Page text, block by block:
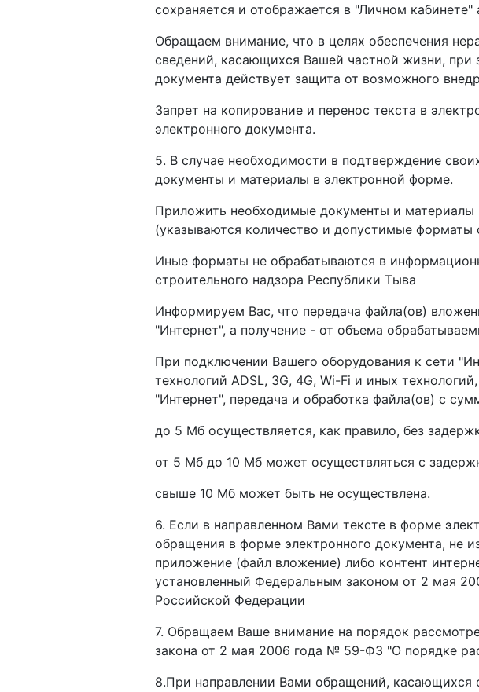
сохраняется и отображается в "Личном кабинете"
Обращаем внимание, что в целях обеспечения
сведений, касающихся Вашей частной жизни, при
документа действует защита от возможного
Запрет на копирование и перенос текста в
электронного документа.
5. В случае необходимости в подтверждение
документы и материалы в электронной форме.
Приложить необходимые документы и
(указываются количество и допустимые форматы
Иные форматы не обрабатываются в
строительного надзора Республики Тыва
Информируем Вас, что передача файла(ов)
"Интернет", а получение - от объема
При подключении Вашего оборудования к сети
технологий ADSL, 3G, 4G, Wi-Fi и иных
"Интернет", передача и обработка файла(ов) с
до 5 Мб осуществляется, как правило, без
от 5 Мб до 10 Мб может осуществляться с
свыше 10 Мб может быть не осуществлена.
6. Если в направленном Вами тексте в форме
обращения в форме электронного документа, не
приложение (файл вложение) либо контент
установленный Федеральным законом от 2 мая
Российской Федерации
7. Обращаем Ваше внимание на порядок
закона от 2 мая 2006 года № 59-ФЗ "О порядке
8.При направлении Вами обращений,